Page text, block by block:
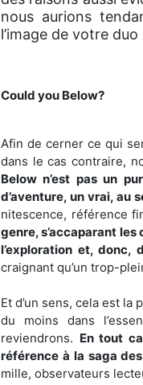
nous aurions
l’image de votre
Could you Below?
Afin de cerner ce qui
dans le cas contraire,
Below n’est pas un
d’aventure, un vrai, au
nitescence, référence
genre, s’accaparant
l’exploration et, donc,
craignant qu’un trop-
Et d’un sens, cela est
du moins dans
reviendrons. En tout
référence à la saga
mille, observateurs